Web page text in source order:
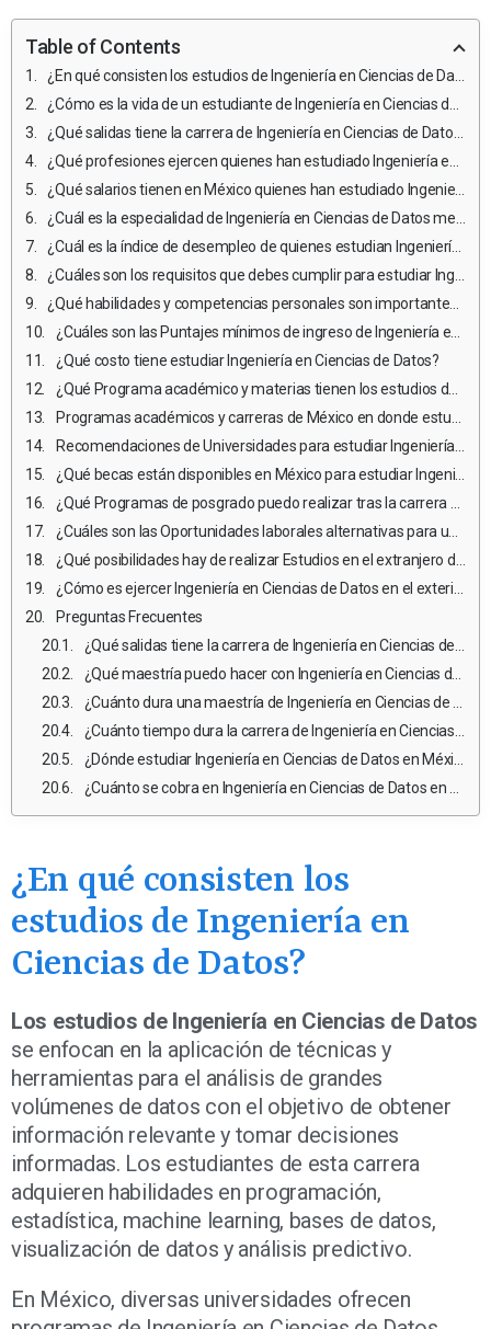
Table of Contents
¿En qué consisten los estudios de Ingeniería en Ciencias de Datos?
¿Cómo es la vida de un estudiante de Ingeniería en Ciencias de Datos y qué retos enfrentan?
¿Qué salidas tiene la carrera de Ingeniería en Ciencias de Datos?
¿Qué profesiones ejercen quienes han estudiado Ingeniería en Ciencias de Datos?
¿Qué salarios tienen en México quienes han estudiado Ingeniería en Ciencias de Datos?
¿Cuál es la especialidad de Ingeniería en Ciencias de Datos mejor pagada?
¿Cuál es la índice de desempleo de quienes estudian Ingeniería en Ciencias de Datos?
¿Cuáles son los requisitos que debes cumplir para estudiar Ingeniería en Ciencias de Datos en México?
¿Qué habilidades y competencias personales son importantes para estudiar y ejercer Ingeniería en Ciencias de Datos?
¿Cuáles son las Puntajes mínimos de ingreso de Ingeniería en Ciencias de Datos en México?
¿Qué costo tiene estudiar Ingeniería en Ciencias de Datos?
¿Qué Programa académico y materias tienen los estudios de Ingeniería en Ciencias de Datos en México?
Programas académicos y carreras de México en donde estudiar Ingeniería en Ciencias de Datos
Recomendaciones de Universidades para estudiar Ingeniería en Ciencias de Datos
¿Qué becas están disponibles en México para estudiar Ingeniería en Ciencias de Datos?
¿Qué Programas de posgrado puedo realizar tras la carrera universitaria?
¿Cuáles son las Oportunidades laborales alternativas para un profesional de Ingeniería en Ciencias de Datos que no desea ejercer?
¿Qué posibilidades hay de realizar Estudios en el extranjero durante la carrera de Ingeniería en Ciencias de Datos?
¿Cómo es ejercer Ingeniería en Ciencias de Datos en el exterior?
Preguntas Frecuentes
¿Qué salidas tiene la carrera de Ingeniería en Ciencias de Datos?
¿Qué maestría puedo hacer con Ingeniería en Ciencias de Datos?
¿Cuánto dura una maestría de Ingeniería en Ciencias de Datos en México?
¿Cuánto tiempo dura la carrera de Ingeniería en Ciencias de Datos?
¿Dónde estudiar Ingeniería en Ciencias de Datos en México pública?
¿Cuánto se cobra en Ingeniería en Ciencias de Datos en México?
¿En qué consisten los
estudios de Ingeniería en
Ciencias de Datos?
Los estudios de Ingeniería en Ciencias de Datos
se enfocan en la aplicación de técnicas y
herramientas para el análisis de grandes
volúmenes de datos con el objetivo de obtener
información relevante y tomar decisiones
informadas. Los estudiantes de esta carrera
adquieren habilidades en programación,
estadística, machine learning, bases de datos,
visualización de datos y análisis predictivo.
En México, diversas universidades ofrecen